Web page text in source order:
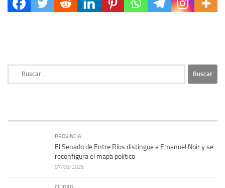
legisladores del bloque Más Para Entre Ríos...
PROVINCIA
El Senado de Entre Ríos distingue a Emanuel Noir y se
reconfigura el mapa político
07/08/2026